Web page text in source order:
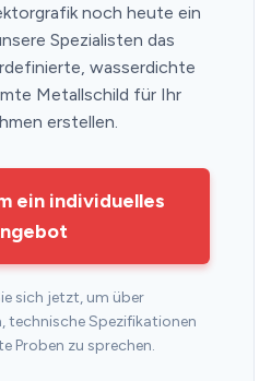
noch heute ein
Spezialisten das
wasserdichte
Metallschild für Ihr
erstellen.
ein individuelles
sich jetzt, um über
technische Spezifikationen
Proben zu sprechen.